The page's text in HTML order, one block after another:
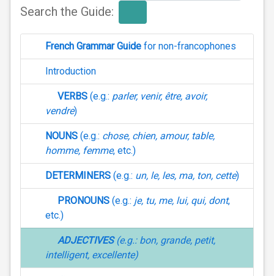
Search the Guide:
French Grammar Guide for non-francophones
Introduction
VERBS (e.g.: parler, venir, être, avoir,
vendre)
NOUNS (e.g.: chose, chien, amour, table,
homme, femme, etc.)
DETERMINERS (e.g.: un, le, les, ma, ton, cette)
PRONOUNS (e.g.: je, tu, me, lui, qui, dont,
etc.)
ADJECTIVES(e.g.: bon, grande, petit,
intelligent, excellente)